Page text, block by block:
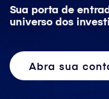
Sua porta de
universo dos
Abra sua